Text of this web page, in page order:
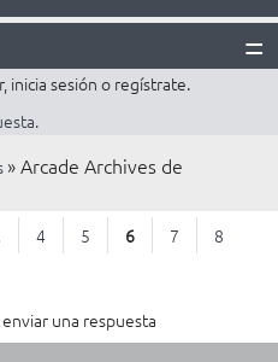
inicia sesión o regístrate.
»Arcade Archives de
4 5 6 7
8
una respuesta